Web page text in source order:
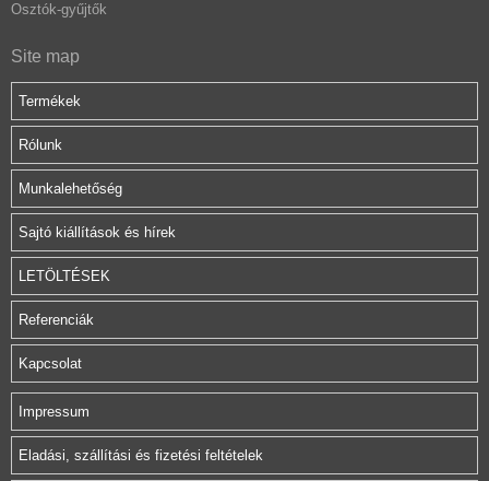
Osztók-gyűjtők
Site map
Termékek
Rólunk
Munkalehetőség
Sajtó kiállítások és hírek
LETÖLTÉSEK
Referenciák
Kapcsolat
Impressum
Eladási, szállítási és fizetési feltételek